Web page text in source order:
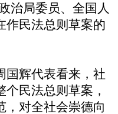
治局委员、全国人
作民法总则草案的
辉代表看来，社
民法总则草案，
，对全社会崇德向